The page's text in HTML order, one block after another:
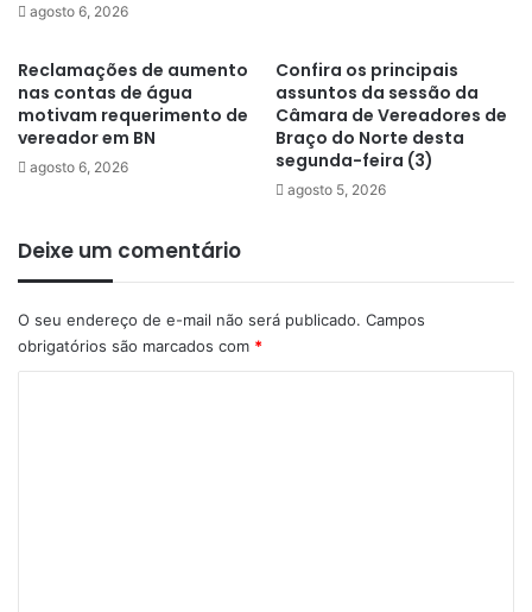
agosto 6, 2026
Reclamações de aumento
nas contas de água
motivam requerimento de
vereador em BN
agosto 6, 2026
Confira os principais
assuntos da sessão da
Câmara de Vereadores de
Braço do Norte desta
segunda-feira (3)
agosto 5, 2026
Deixe um comentário
O seu endereço de e-mail não será publicado. Campos
obrigatórios são marcados com *